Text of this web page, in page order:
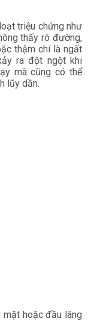
triệu chứng như
thấy rõ đường,
thậm chí là ngất
ra đột ngột khi
mà cũng có thể
lũy dần.
hoặc đầu lâng